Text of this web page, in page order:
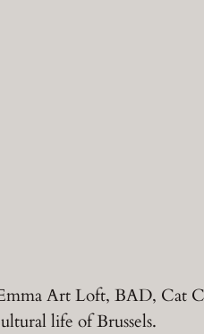
Art Loft, BAD, Cat
life of Brussels.